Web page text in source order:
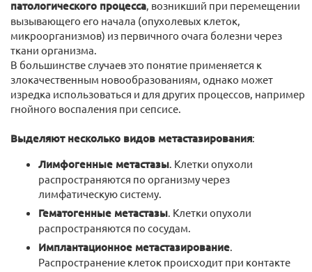
патологического процесса, возникший при перемещении
вызывающего его начала (опухолевых клеток,
микроорганизмов) из первичного очага болезни через
ткани организма.
В большинстве случаев это понятие применяется к
злокачественным новообразованиям, однако может
изредка использоваться и для других процессов, например
гнойного воспаления при сепсисе.
Выделяют несколько видов метастазирования:
Лимфогенные метастазы. Клетки опухоли
распространяются по организму через
лимфатическую систему.
Гематогенные метастазы. Клетки опухоли
распространяются по сосудам.
Имплантационное метастазирование.
Распространение клеток происходит при контакте